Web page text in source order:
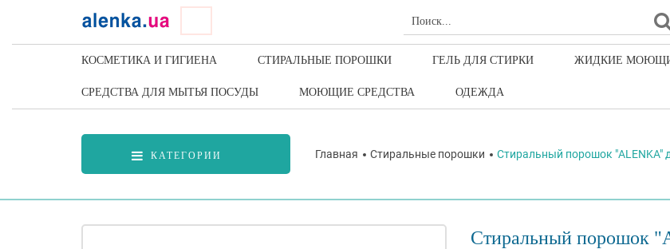
КОСМЕТИКА И ГИГИЕНА СТИРАЛЬНЫЕ ПОРОШКИ ГЕЛЬ ДЛЯ СТИРКИ ЖИДКИЕ
СРЕДСТВА ДЛЯ МЫТЬЯ ПОСУДЫ МОЮЩИЕ СРЕДСТВА ОДЕЖДА
КАТЕГОРИИ Главная Стиральные порошки Стиральный порошок "ALENKA"
Стиральный порошок